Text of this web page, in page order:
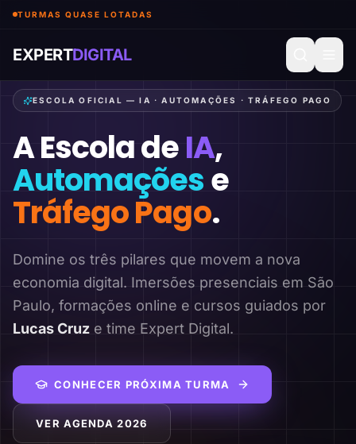
TURMAS QUASE LOTADAS
EXPERTDIGITAL
ESCOLA OFICIAL — IA · AUTOMAÇÕES · TRÁFEGO PAGO
A Escola deIA,
Automaçõese
Tráfego Pago.
Domine os três pilares que movem a nova
economia digital. Imersões presenciais em São
Paulo, formações online e cursos guiados por
Lucas Cruz e time Expert Digital.
CONHECER PRÓXIMA TURMA
VER AGENDA 2026